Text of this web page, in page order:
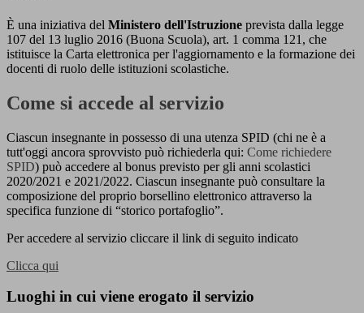
È una iniziativa del Ministero dell'Istruzione prevista dalla legge
107 del 13 luglio 2016 (Buona Scuola), art. 1 comma 121, che
istituisce la Carta elettronica per l'aggiornamento e la formazione dei
docenti di ruolo delle istituzioni scolastiche.
Come si accede al servizio
Ciascun insegnante in possesso di una utenza SPID (chi ne è a
tutt'oggi ancora sprovvisto può richiederla qui: Come richiedere
SPID) può accedere al bonus previsto per gli anni scolastici
2020/2021 e 2021/2022. Ciascun insegnante può consultare la
composizione del proprio borsellino elettronico attraverso la
specifica funzione di “storico portafoglio”.
Per accedere al servizio cliccare il link di seguito indicato
Clicca qui
Luoghi in cui viene erogato il servizio